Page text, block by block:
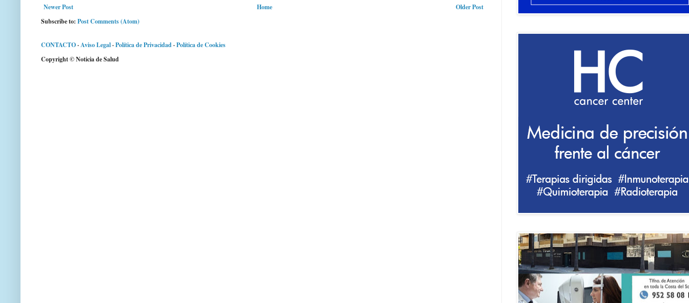
Newer Post Older Post
Home
Subscribe to: Post Comments (Atom)
CONTACTO·Aviso Legal·Política de Privacidad·Política de Cookies
Copyright © Noticia de Salud